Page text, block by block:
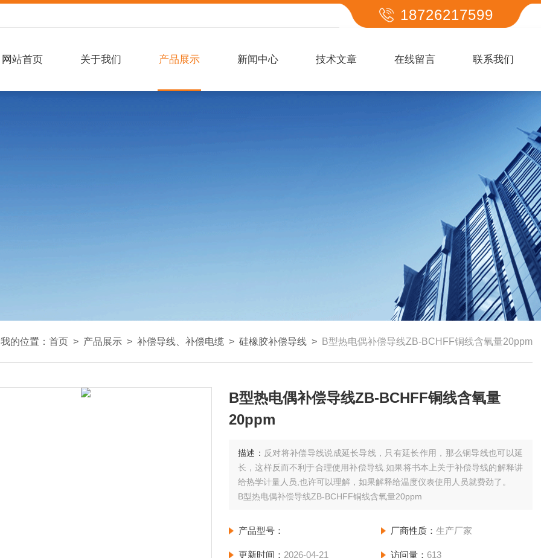
18726217599
网站首页 关于我们 产品展示 新闻中心 技术文章 在线留言 联系我们
我的位置： 首页 > 产品展示 > 补偿导线、补偿电缆 > 硅橡胶补偿导线 > B型热电偶补偿导线ZB-BCHFF铜线含氧量20ppm
B型热电偶补偿导线ZB-BCHFF铜线含氧量
20ppm
描述： 反对将补偿导线说成延长导线，只有延长作用，那么铜导线也可以延
长，这样反而不利于合理使用补偿导线.如果将书本上关于补偿导线的解释讲
给热学计量人员,也许可以理解，如果解释给温度仪表使用人员就费劲了。
B型热电偶补偿导线ZB-BCHFF铜线含氧量20ppm
产品型号： 厂商性质： 生产厂家
更新时间： 2026-04-21 访问量： 613